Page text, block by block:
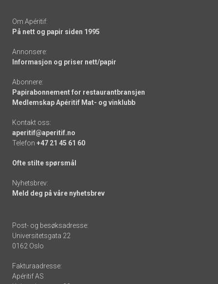
Om Apéritif:
På nett og papir siden 1995
Annonsere:
Informasjon og priser nett/papir
Abonnere:
Papirabonnement for restaurantbransjen
Medlemskap Apéritif Mat- og vinklubb
Kontakt oss:
aperitif@aperitif.no
Telefon +47 21 45 61 60
Ofte stilte spørsmål
Nyhetsbrev:
Meld deg på våre nyhetsbrev
Post- og besøksadresse:
Universitetsgata 22
0162 Oslo
Fakturaadresse:
Apéritif AS